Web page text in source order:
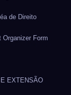
de Direito
Organizer Form
EXTENSÃO